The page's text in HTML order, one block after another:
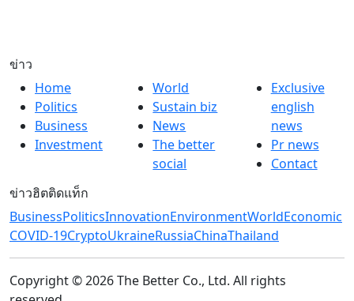
ข่าว
Home
Politics
Business
Investment
World
Sustain biz
News
The better
social
Exclusive
english
news
Pr news
Contact
ข่าวฮิตติดแท็ก
BusinessPoliticsInnovationEnvironmentWorldEconomic
COVID-19CryptoUkraineRussiaChinaThailand
Copyright © 2026 The Better Co., Ltd. All rights